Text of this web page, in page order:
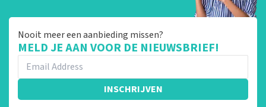
Nooit meer een aanbieding missen?
MELD JE AAN VOOR DE NIEUWSBRIEF!
INSCHRIJVEN